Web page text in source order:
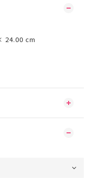
24.00 cm